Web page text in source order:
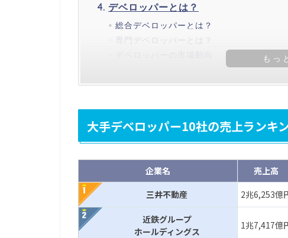
デベロッパーとは？
総合デベロッパーとは？
専門デベロッパーとは？
大手デベロッパー10社の売上ランキ
企業名 売上高
三井不動産
2兆6,253億
近鉄グループ
ホールディングス
1兆7,417億